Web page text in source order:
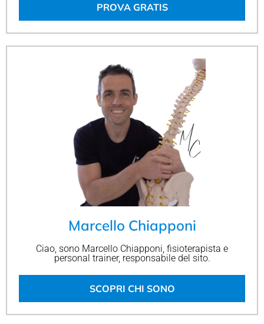
PROVA GRATIS
Marcello Chiapponi
Ciao, sono Marcello Chiapponi, fisioterapista e
personal trainer, responsabile del sito.
SCOPRI CHI SONO